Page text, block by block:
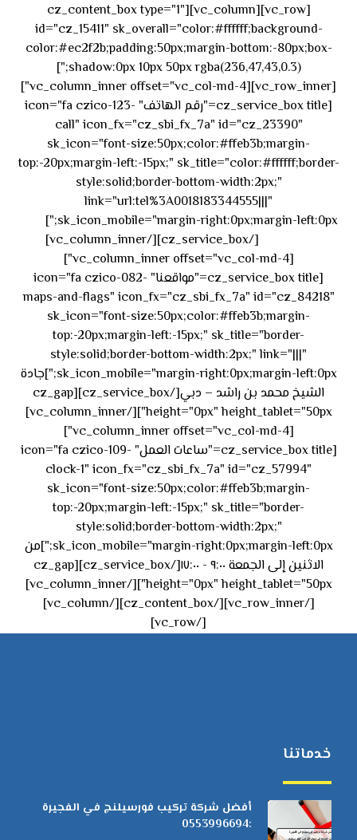
[vc_row][vc_column][cz_content_box type="1"
id="cz_15411" sk_overall="color:#ffffff;background-
color:#ec2f2b;padding:50px;margin-bottom:-80px;box-
shadow:0px 10px 50px rgba(236,47,43,0.3);"]
[vc_row_inner][vc_column_inner offset="vc_col-md-4"]
[cz_service_box title="رقم الهاتف" icon="fa czico-123-
call" icon_fx="cz_sbi_fx_7a" id="cz_23390"
sk_icon="font-size:50px;color:#ffeb3b;margin-
top:-20px;margin-left:-15px;" sk_title="color:#ffffff;border-
style:solid;border-bottom-width:2px;"
link="url:tel%3A0018183344555|||"
sk_icon_mobile="margin-right:0px;margin-left:0px;"]
[/cz_service_box][/vc_column_inner]
[vc_column_inner offset="vc_col-md-4"]
[cz_service_box title="مواقعنا" icon="fa czico-082-
maps-and-flags" icon_fx="cz_sbi_fx_7a" id="cz_84218"
sk_icon="font-size:50px;color:#ffeb3b;margin-
top:-20px;margin-left:-15px;" sk_title="border-
style:solid;border-bottom-width:2px;" link="|||"
sk_icon_mobile="margin-right:0px;margin-left:0px;"]جادة
الشيخ محمد بن راشد – دبي[/cz_service_box][cz_gap
height="0px" height_tablet="50px"][/vc_column_inner]
[vc_column_inner offset="vc_col-md-4"]
[cz_service_box title="ساعات العمل" icon="fa czico-109-
clock-1" icon_fx="cz_sbi_fx_7a" id="cz_57994"
sk_icon="font-size:50px;color:#ffeb3b;margin-
top:-20px;margin-left:-15px;" sk_title="border-
style:solid;border-bottom-width:2px;"
sk_icon_mobile="margin-right:0px;margin-left:0px;"]من
الاثنين إلى الجمعة ٩:٠٠ - ١٧:٠٠[/cz_service_box][cz_gap
height="0px" height_tablet="50px"][/vc_column_inner]
[/vc_row_inner][/cz_content_box][/vc_column]
[/vc_row]
خدماتنا
أفضل شركة تركيب فورسيلنج في الفجيرة
:0553996694